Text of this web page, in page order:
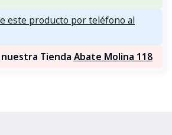
este producto por teléfono al
Tienda Abate Molina 118